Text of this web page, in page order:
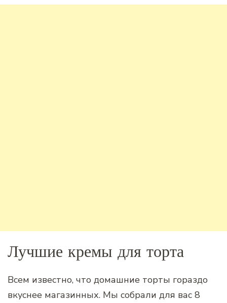
Лучшие кремы для торта
Всем известно, что домашние торты гораздо
вкуснее магазинных. Мы собрали для вас 8